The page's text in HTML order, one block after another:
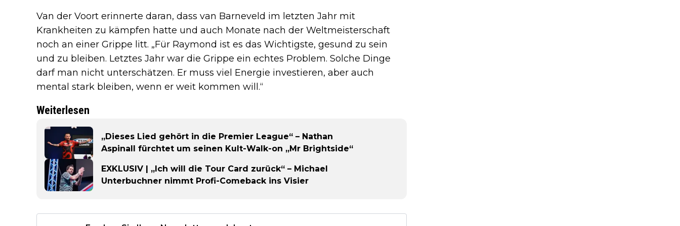
Van der Voort erinnerte daran, dass van Barneveld im letzten Jahr mit
Krankheiten zu kämpfen hatte und auch Monate nach der Weltmeisterschaft
noch an einer Grippe litt. „Für Raymond ist es das Wichtigste, gesund zu sein
und zu bleiben. Letztes Jahr war die Grippe ein echtes Problem. Solche Dinge
darf man nicht unterschätzen. Er muss viel Energie investieren, aber auch
mental stark bleiben, wenn er weit kommen will.“
Weiterlesen
„Dieses Lied gehört in die Premier League“ – Nathan
Aspinall fürchtet um seinen Kult-Walk-on „Mr Brightside“
EXKLUSIV | „Ich will die Tour Card zurück“ – Michael
Unterbuchner nimmt Profi-Comeback ins Visier